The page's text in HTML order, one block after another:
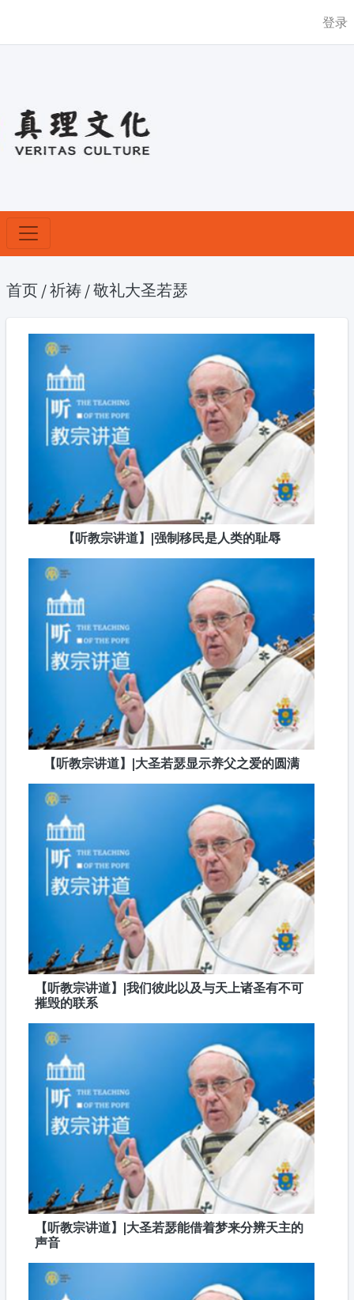
登录
首页 /祈祷 /敬礼大圣若瑟
【听教宗讲道】|强制移民是人类的耻辱
【听教宗讲道】|大圣若瑟显示养父之爱的圆满
【听教宗讲道】|我们彼此以及与天上诸圣有不可
摧毁的联系
【听教宗讲道】|大圣若瑟能借着梦来分辨天主的
声音